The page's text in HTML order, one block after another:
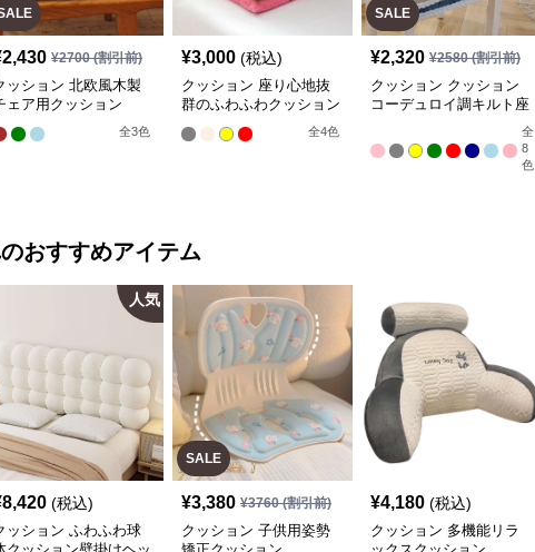
2,430 ¥2700(割引前)
ッション 北欧風木製
ェア用クッション
全3色
¥3,000 (税込)
クッション 座り心地抜
群のふわふわクッション
全4色
SALE
¥2,320 ¥2580(割引前)
クッション クッション
コーデュロイ調キルト座
全
8
色
のおすすめアイテム
人気
8,420 (税込)
ッション ふわふわ球
SALE
¥3,380 ¥3760(割引前)
クッション 子供用姿勢
¥4,180 (税込)
クッション 多機能リラ